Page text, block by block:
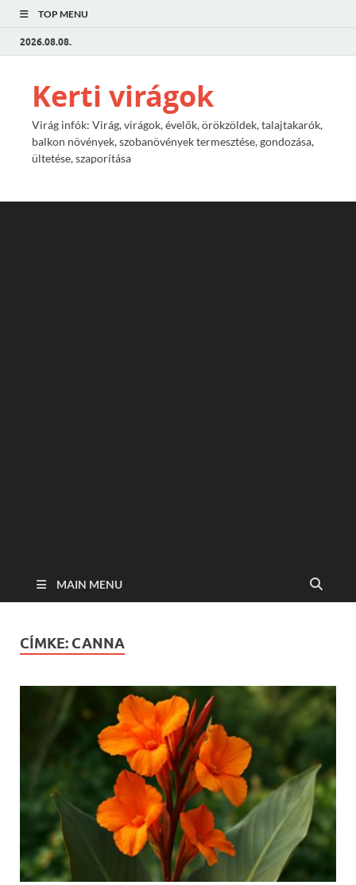
TOP MENU
2026.08.08.
Kerti virágok
Virág infók: Virág, virágok, évelők, örökzöldek, talajtakarók,
balkon növények, szobanövények termesztése, gondozása,
ültetése, szaporítása
MAIN MENU
CÍMKE: CANNA